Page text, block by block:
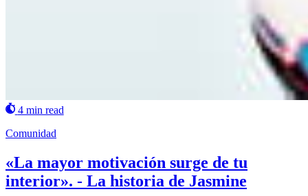
4 min read
Comunidad
«La mayor motivación surge de tu
interior». - La historia de Jasmine